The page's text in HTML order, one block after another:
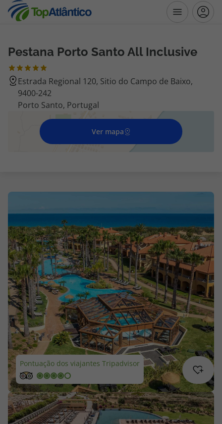
Destinos
Voos
Hotéis
Voos + Hotel
Escapadinhas
Cruzeiros
Promoções
Especialistas
Cheque Viagem
Rede de Lojas
Blog TopViagens
Área de Cliente
Pestana Porto Santo All Inclusive
Estrada Regional 120, Sitio do Campo de Baixo,
9400-242
Porto Santo, Portugal
Ver mapa
Pontuação dos viajantes Tripadvisor